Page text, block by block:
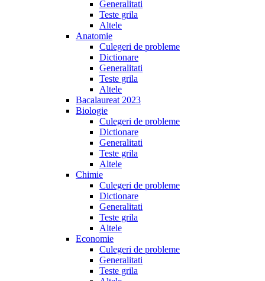
Generalitati
Teste grila
Altele
Anatomie
Culegeri de probleme
Dictionare
Generalitati
Teste grila
Altele
Bacalaureat 2023
Biologie
Culegeri de probleme
Dictionare
Generalitati
Teste grila
Altele
Chimie
Culegeri de probleme
Dictionare
Generalitati
Teste grila
Altele
Economie
Culegeri de probleme
Generalitati
Teste grila